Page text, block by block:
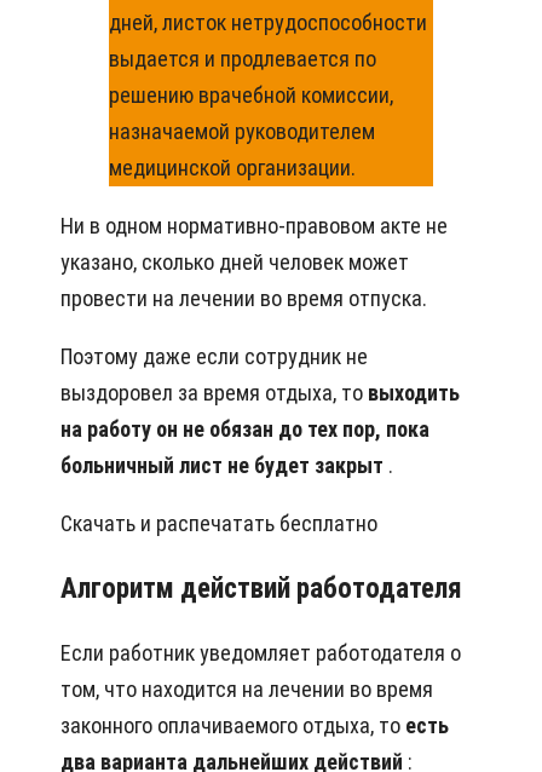
дней, листок нетрудоспособности
выдается и продлевается по
решению врачебной комиссии,
назначаемой руководителем
медицинской организации.
Ни в одном нормативно-правовом акте не
указано, сколько дней человек может
провести на лечении во время отпуска.
Поэтому даже если сотрудник не
выздоровел за время отдыха, то выходить
на работу он не обязан до тех пор, пока
больничный лист не будет закрыт .
Скачать и распечатать бесплатно
Алгоритм действий работодателя
Если работник уведомляет работодателя о
том, что находится на лечении во время
законного оплачиваемого отдыха, то есть
два варианта дальнейших действий :